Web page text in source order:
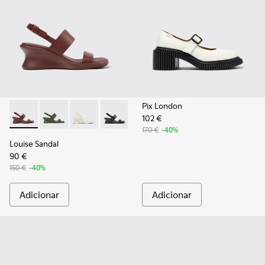
Louise Sandal - K201915-003 - Sandálias de pele bordeaux
Louise Sandal - K201915-004
Louise Sandal - K201915-002 - Sandálias de
Louise Sandal - K201915-001
Louise Sandal
90 €
150 € -40%
Adicionar
Pix London
102 €
170 € -40%
Adicionar